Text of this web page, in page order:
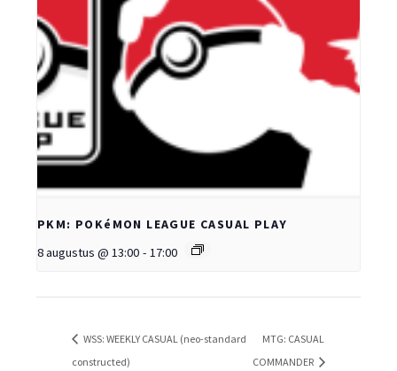
PKM: POKéMON LEAGUE CASUAL PLAY
8 augustus @ 13:00 - 17:00
WSS: WEEKLY CASUAL (neo-standard
constructed)
MTG: CASUAL
COMMANDER